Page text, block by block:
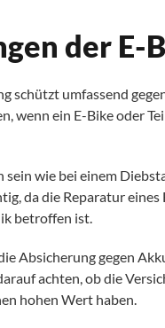
der E-
schützt umfassend
wenn ein E-Bike oder
wie bei einem
da die Reparatur
betroffen ist.
Absicherung gegen
achten, ob die
hohen Wert haben.